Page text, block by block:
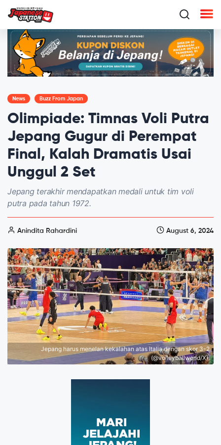
News Buzz From Japan
Olimpiade: Timnas Voli Putra
Jepang Gugur di Perempat
Final, Kalah Dramatis Usai
Unggul 2 Set
Jepang terakhir mendapatkan medali untuk tim voli
putra pada tahun 1972.
Anindita Rahardini August 6, 2024
Jepang harus menelan kekalahan atas Italia dengan skor 3-2
(@volleyballworld/X).